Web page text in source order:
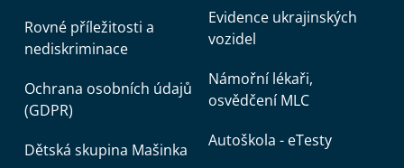
Rovné příležitosti a
nediskriminace
Ochrana osobních údajů
(GDPR)
Dětská skupina Mašinka
Evidence ukrajinských
vozidel
Námořní lékaři,
osvědčení MLC
Autoškola - eTesty